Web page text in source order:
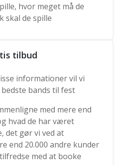
hvor meget må de
skal de spille
tilbud
informationer vil vi
bands til fest
med mere end
hvad de har været
det gør vi ved at
end 20.000 andre kunder
med at booke